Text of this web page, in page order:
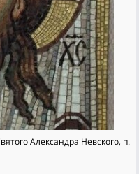
Александра Невского, п.